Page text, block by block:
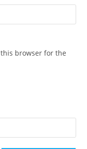
browser for the